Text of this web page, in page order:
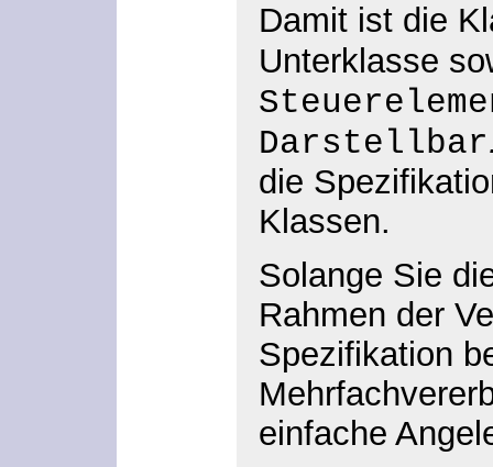
Damit ist die
Unterklasse
Darstellbar
die
Klassen.
Solange Sie
Rahmen der
Spezifikation
einfache